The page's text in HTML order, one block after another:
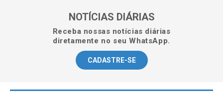
NOTÍCIAS DIÁRIAS
Receba nossas notícias diárias
diretamente no seu WhatsApp.
CADASTRE-SE